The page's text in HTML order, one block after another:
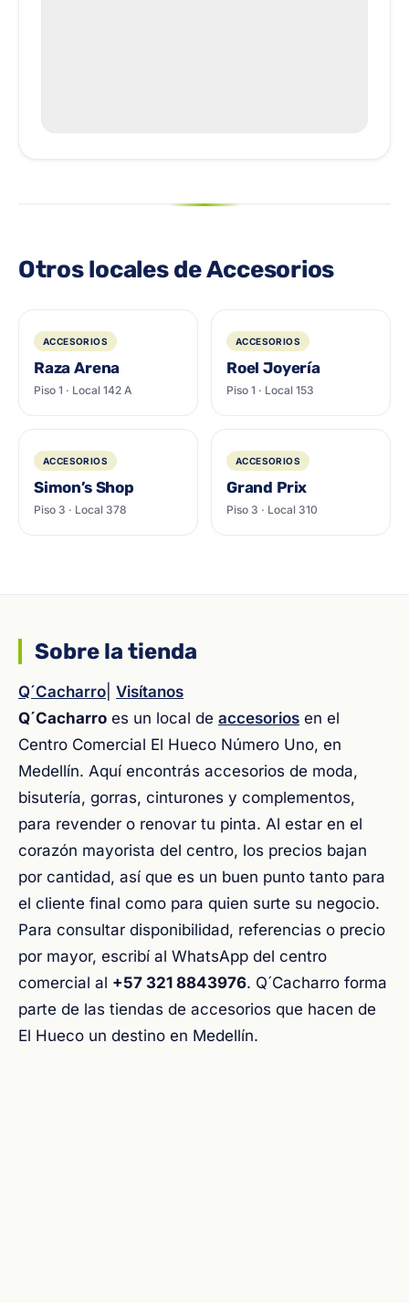
Otros locales de Accesorios
ACCESORIOS
Raza Arena
Piso 1 · Local 142 A
ACCESORIOS
Roel Joyería
Piso 1 · Local 153
ACCESORIOS
Simon’s Shop
Piso 3 · Local 378
ACCESORIOS
Grand Prix
Piso 3 · Local 310
Sobre la tienda
Q´Cacharro Visítanos
Q´Cacharro es un local de accesorios en el
Centro Comercial El Hueco Número Uno, en
Medellín. Aquí encontrás accesorios de moda,
bisutería, gorras, cinturones y complementos,
para revender o renovar tu pinta. Al estar en el
corazón mayorista del centro, los precios bajan
por cantidad, así que es un buen punto tanto para
el cliente final como para quien surte su negocio.
Para consultar disponibilidad, referencias o precio
por mayor, escribí al WhatsApp del centro
comercial al +57 321 8843976. Q´Cacharro forma
parte de las tiendas de accesorios que hacen de
El Hueco un destino en Medellín.